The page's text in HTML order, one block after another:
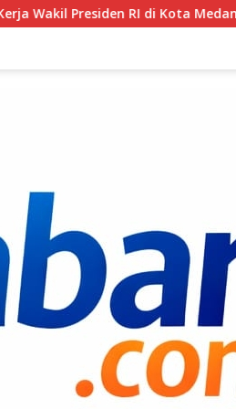
Medan Perkuat Kapasitas,